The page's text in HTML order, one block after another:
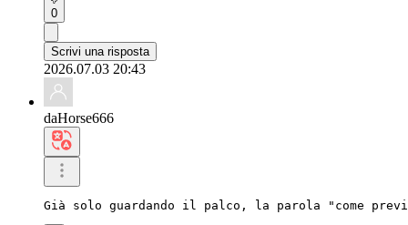
0
Scrivi una risposta
2026.07.03 20:43
daHorse666
Già solo guardando il palco, la parola "come